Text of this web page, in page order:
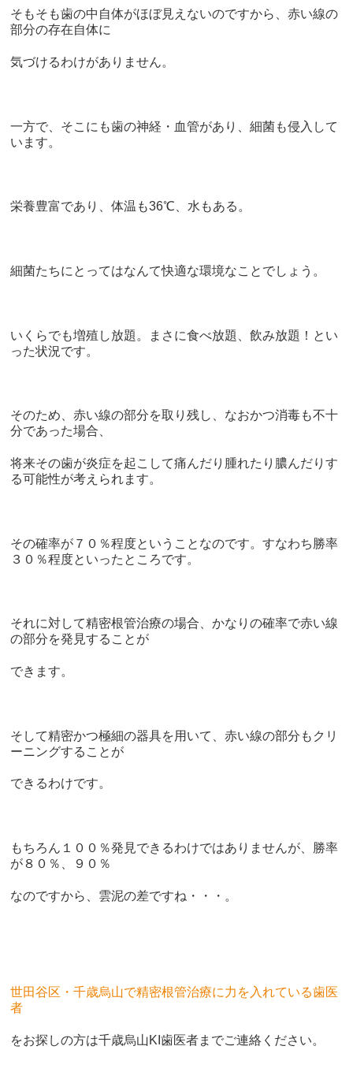
そもそも歯の中自体がほぼ見えないのですから、赤い線の
部分の存在自体に
気づけるわけがありません。
一方で、そこにも歯の神経・血管があり、細菌も侵入して
います。
栄養豊富であり、体温も36℃、水もある。
細菌たちにとってはなんて快適な環境なことでしょう。
いくらでも増殖し放題。まさに食べ放題、飲み放題！とい
った状況です。
そのため、赤い線の部分を取り残し、なおかつ消毒も不十
分であった場合、
将来その歯が炎症を起こして痛んだり腫れたり膿んだりす
る可能性が考えられます。
その確率が７０％程度ということなのです。すなわち勝率
３０％程度といったところです。
それに対して精密根管治療の場合、かなりの確率で赤い線
の部分を発見することが
できます。
そして精密かつ極細の器具を用いて、赤い線の部分もクリ
ーニングすることが
できるわけです。
もちろん１００％発見できるわけではありませんが、勝率
が８０％、９０％
なのですから、雲泥の差ですね・・・。
世田谷区・千歳烏山で精密根管治療に力を入れている歯医
者
をお探しの方は千歳烏山KI歯医者までご連絡ください。